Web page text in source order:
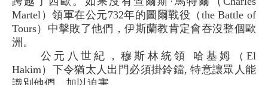
Martel）領軍在公元732年的圖爾戰役（the Battle of
Tours）中擊敗了他們，伊斯蘭教肯定會吞沒整個歐
洲。
公元八世紀，穆斯林統領 哈基姆（El
Hakim）下令猶太人出門必須掛鈴鐺, 特意讓眾人能